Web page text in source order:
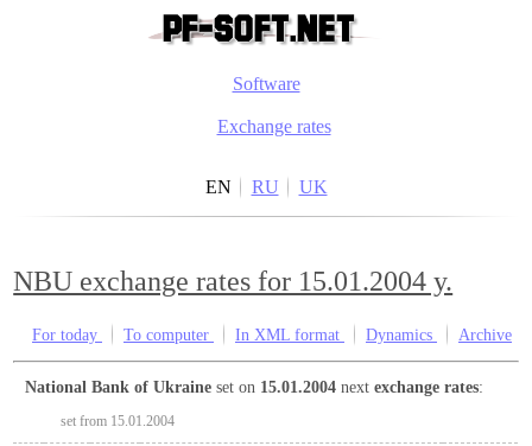
Software
Exchange rates
EN RU UK
NBU exchange rates for 15.01.2004 y.
For today To computer In XML format Dynamics Archive
National Bank of Ukraine set on 15.01.2004 nextexchange rates:
set from 15.01.2004